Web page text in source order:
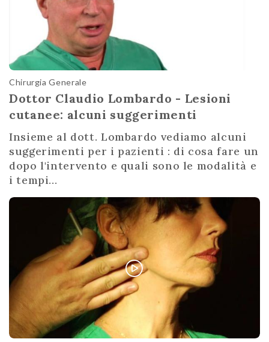
Chirurgia Generale
Dottor Claudio Lombardo - Lesioni
cutanee: alcuni suggerimenti
Insieme al dott. Lombardo vediamo alcuni
suggerimenti per i pazienti : di cosa fare un
dopo l'intervento e quali sono le modalità e
i tempi...